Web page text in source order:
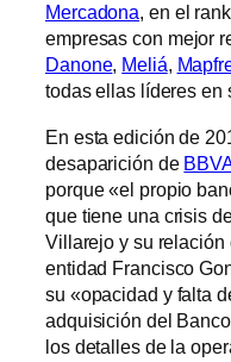
Mercadona, en el
empresas con mejor
Danone, Meliá,
todas ellas líderes en
En esta edición de
desaparición de
porque «el propio
que tiene una crisis
Villarejo y su relación
entidad Francisco
su «opacidad y falta
adquisición del
los detalles de la